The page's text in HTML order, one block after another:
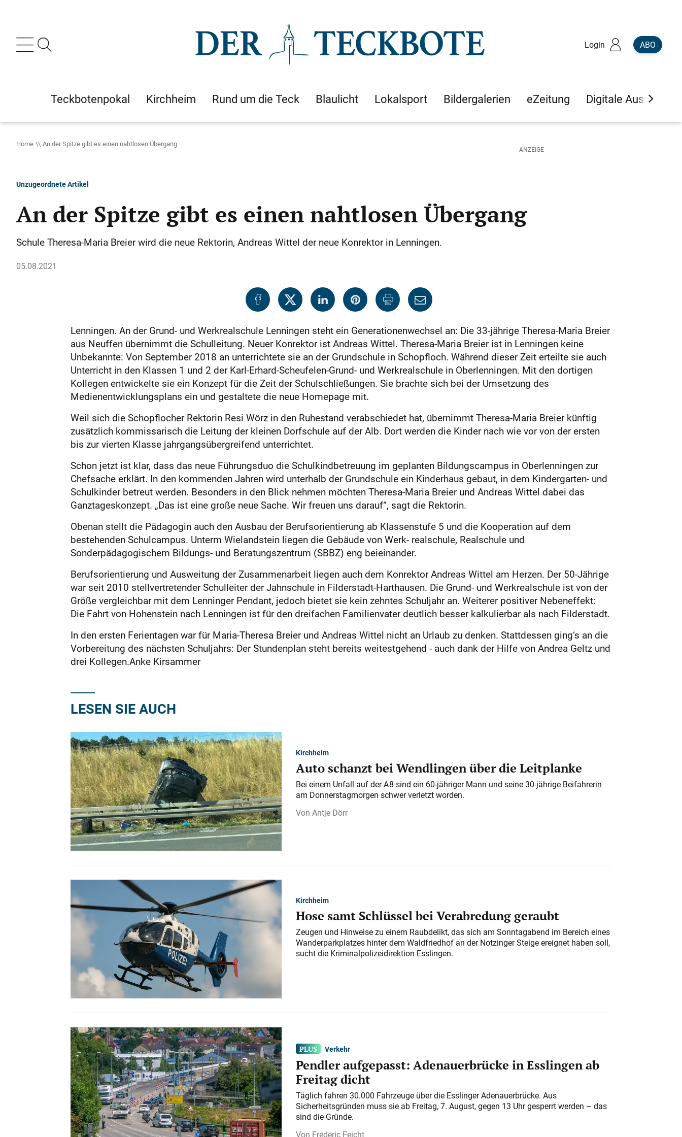
Login ABO
Teckbotenpokal Kirchheim Rund um die Teck Blaulicht Lokalsport Bildergalerien eZeitung Digitale Ausgaben
Home An der Spitze gibt es einen nahtlosen Übergang
Unzugeordnete Artikel
An der Spitze gibt es einen nahtlosen Übergang
Schule Theresa-Maria Breier wird die neue Rektorin, Andreas Wittel der neue Konrektor in Lenningen.
05.08.2021
Lenningen. An der Grund- und Werkrealschule Lenningen steht ein Generationenwechsel an: Die 33-jährige Theresa-Maria Breier
aus Neuffen übernimmt die Schulleitung. Neuer Konrektor ist Andreas Wittel. Theresa-Maria Breier ist in Lenningen keine
Unbekannte: Von September 2018 an unterrichtete sie an der Grundschule in Schopfloch. Während dieser Zeit erteilte sie auch
Unterricht in den Klassen 1 und 2 der Karl-Erhard-Scheufelen-Grund- und Werkrealschule in Oberlenningen. Mit den dortigen
Kollegen entwickelte sie ein Konzept für die Zeit der Schulschließungen. Sie brachte sich bei der Umsetzung des
Medienentwicklungsplans ein und gestaltete die neue Homepage mit.
Weil sich die Schopflocher Rektorin Resi Wörz in den Ruhestand verabschiedet hat, übernimmt Theresa-Maria Breier künftig
zusätzlich kommissarisch die Leitung der kleinen Dorfschule auf der Alb. Dort werden die Kinder nach wie vor von der ersten
bis zur vierten Klasse jahrgangsübergreifend unterrichtet.
Schon jetzt ist klar, dass das neue Führungsduo die Schulkindbetreuung im geplanten Bildungscampus in Oberlenningen zur
Chefsache erklärt. In den kommenden Jahren wird unterhalb der Grundschule ein Kinderhaus gebaut, in dem Kindergarten- und
Schulkinder betreut werden. Besonders in den Blick nehmen möchten Theresa-Maria Breier und Andreas Wittel dabei das
Ganztageskonzept. „Das ist eine große neue Sache. Wir freuen uns darauf“, sagt die Rektorin.
Obenan stellt die Pädagogin auch den Ausbau der Berufsorientierung ab Klassenstufe 5 und die Kooperation auf dem
bestehenden Schulcampus. Unterm Wielandstein liegen die Gebäude von Werk- realschule, Realschule und
Sonderpädagogischem Bildungs- und Beratungszentrum (SBBZ) eng beieinander.
Berufsorientierung und Ausweitung der Zusammenarbeit liegen auch dem Konrektor Andreas Wittel am Herzen. Der 50-Jährige
war seit 2010 stellvertretender Schulleiter der Jahnschule in Filderstadt-Harthausen. Die Grund- und Werkrealschule ist von der
Größe vergleichbar mit dem Lenninger Pendant, jedoch bietet sie kein zehntes Schuljahr an. Weiterer positiver Nebeneffekt:
Die Fahrt von Hohenstein nach Lenningen ist für den dreifachen Familienvater deutlich besser kalkulierbar als nach Filderstadt.
In den ersten Ferientagen war für Maria-Theresa Breier und Andreas Wittel nicht an Urlaub zu denken. Stattdessen ging‘s an die
Vorbereitung des nächsten Schuljahrs: Der Stundenplan steht bereits weitestgehend - auch dank der Hilfe von Andrea Geltz und
drei Kollegen.Anke Kirsammer
LESEN SIE AUCH
Kirchheim
Auto schanzt bei Wendlingen über die Leitplanke
Bei einem Unfall auf der A 8 sind ein 60-jähriger Mann und seine 30-jährige Beifahrerin
am Donnerstagmorgen schwer verletzt worden.
Antje Dörr
Kirchheim
Hose samt Schlüssel bei Verabredung geraubt
Zeugen und Hinweise zu einem Raubdelikt, das sich am Sonntagabend im Bereich eines
Wanderparkplatzes hinter dem Waldfriedhof an der Notzinger Steige ereignet haben soll,
sucht die Kriminalpolizeidirektion Esslingen.
Verkehr
Pendler aufgepasst: Adenauerbrücke in Esslingen ab
Freitag dicht
Täglich fahren 30.000 Fahrzeuge über die Esslinger Adenauerbrücke. Aus
Sicherheitsgründen muss sie ab Freitag, 7. August, gegen 13 Uhr gesperrt werden – das
sind die Gründe.
Frederic Feicht